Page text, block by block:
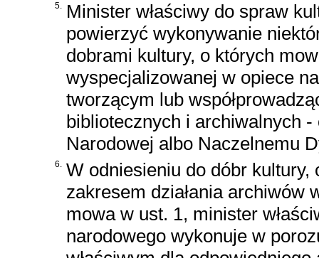
5. Minister właściwy do spraw
powierzyć wykonywanie
dobrami kultury, o których
wyspecjalizowanej w opiece
tworzącym lub
bibliotecznych i archiwalnych
Narodowej albo Naczelnemu
6. W odniesieniu do dóbr
zakresem działania archiwów
mowa w ust. 1, minister
narodowego wykonuje w